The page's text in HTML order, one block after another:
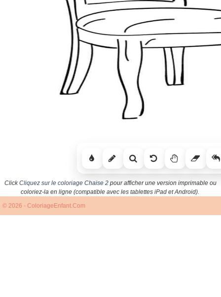
ClickCliquez sur le coloriage Chaise 2 pour afficher une version imprimable ou
coloriez-la en ligne (compatible avec les tablettes iPad et Android).
© 2026 - ColoriageEnfant.Com